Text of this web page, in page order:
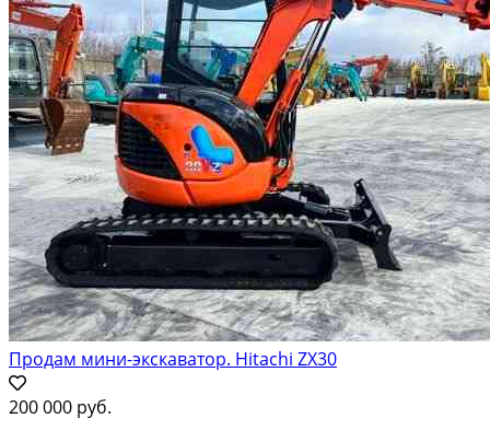
Продам мини-экскаватор. Hitachi ZX30
200 000 руб.